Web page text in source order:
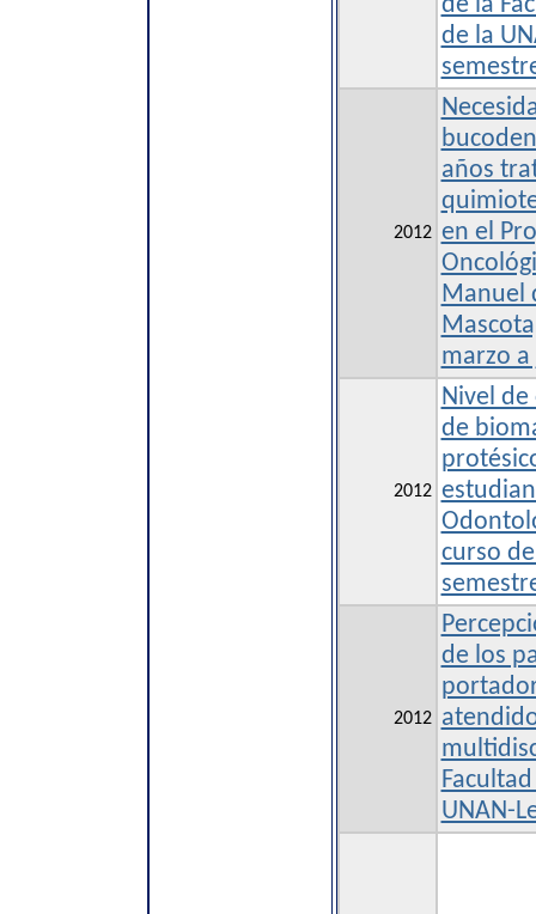
de la
de la
2012
años
en el
Manuel
marzo a
2012
Nivel
de
curso
2012
de los
UNAN-